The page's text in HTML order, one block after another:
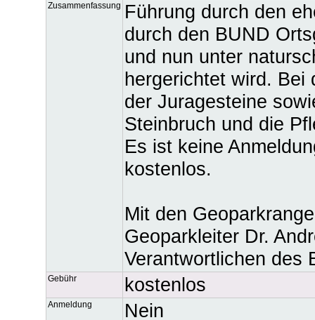
Zusammenfassung
Führung durch den
durch den BUND
und nun unter
hergerichtet wird. Bei
der Juragesteine
Steinbruch und die
Es ist keine
kostenlos.
Mit den
Geoparkleiter Dr.
Verantwortlichen des
Gebühr kostenlos
Anmeldung Nein